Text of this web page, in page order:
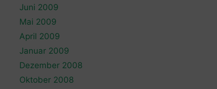
Juni 2009
Mai 2009
April 2009
Januar 2009
Dezember 2008
Oktober 2008